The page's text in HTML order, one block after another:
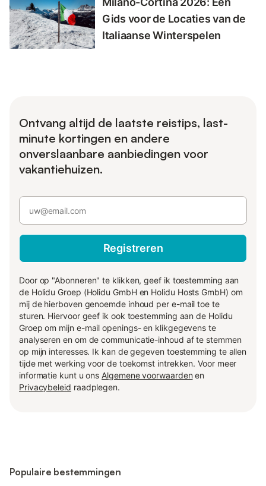
Gids voor de Locaties van de
Italiaanse Winterspelen
Ontvang altijd de laatste reistips, last-
minute kortingen en andere
onverslaanbare aanbiedingen voor
vakantiehuizen.
Registreren
Door op "Abonneren" te klikken, geef ik toestemming aan
de Holidu Groep (Holidu GmbH en Holidu Hosts GmbH) om
mij de hierboven genoemde inhoud per e-mail toe te
sturen. Hiervoor geef ik ook toestemming aan de Holidu
Groep om mijn e-mail openings- en klikgegevens te
analyseren en om de communicatie-inhoud af te stemmen
op mijn interesses. Ik kan de gegeven toestemming te allen
tijde met werking voor de toekomst intrekken. Voor meer
informatie kunt u onsAlgemene voorwaarden en
Privacybeleid raadplegen.
Populaire bestemmingen